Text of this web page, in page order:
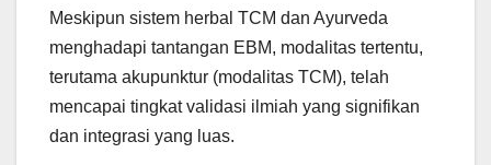
Meskipun sistem herbal TCM dan Ayurveda
menghadapi tantangan EBM, modalitas tertentu,
terutama akupunktur (modalitas TCM), telah
mencapai tingkat validasi ilmiah yang signifikan
dan integrasi yang luas.